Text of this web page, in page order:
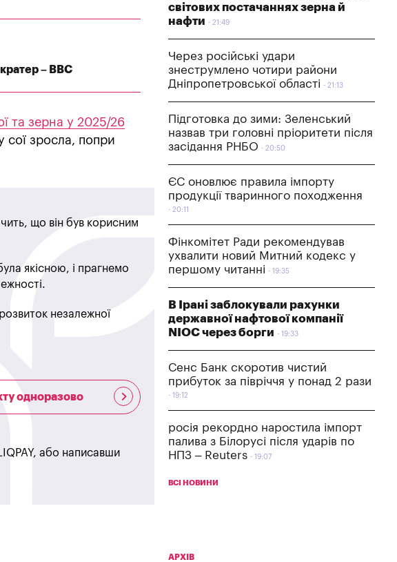
– BBC
та зерна у 2025/26
сої зросла, попри
що він був корисним
якісною, і прагнемо
незалежної
одноразово
або написавши
світових постачаннях зерна й
нафти
21:49
Через російські удари
знеструмлено чотири райони
Дніпропетровської області
21:13
Підготовка до зими: Зеленський
назвав три головні пріоритети після
засідання РНБО
20:50
ЄС оновлює правила імпорту
продукції тваринного походження
20:11
Фінкомітет Ради рекомендував
ухвалити новий Митний кодекс у
першому читанні
19:35
В Ірані заблокували рахунки
державної нафтової компанії
NIOC через борги
19:33
Сенс Банк скоротив чистий
прибуток за півріччя у понад 2 рази
19:12
росія рекордно наростила імпорт
палива з Білорусі після ударів по
НПЗ – Reuters
19:07
ВСІ НОВИНИ
АРХІВ